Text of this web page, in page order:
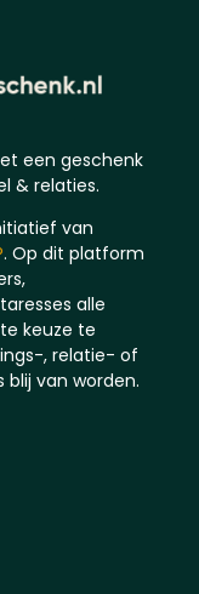
een geschenk
& relaties.
van
. Op dit platform
alle
keuze te
, relatie- of
blij van worden.